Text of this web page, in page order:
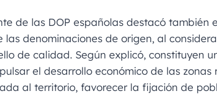
de las DOP españolas destacó también
las denominaciones de origen, al
de calidad. Según explicó, constituyen
el desarrollo económico de las zonas
al territorio, favorecer la fijación de